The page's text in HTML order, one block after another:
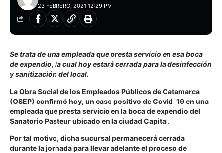
23 FEBRERO, 2021 12:29 PM
Se trata de una empleada que presta servicio en esa boca
de expendio, la cual hoy estará cerrada para la desinfección
y sanitización del local.
La Obra Social de los Empleados Públicos de Catamarca
(OSEP) confirmó hoy, un caso positivo de Covid-19 en una
empleada que presta servicio en la boca de expendio del
Sanatorio Pasteur ubicado en la ciudad Capital.
Por tal motivo, dicha sucursal permanecerá cerrada
durante la jornada para llevar adelante el proceso de